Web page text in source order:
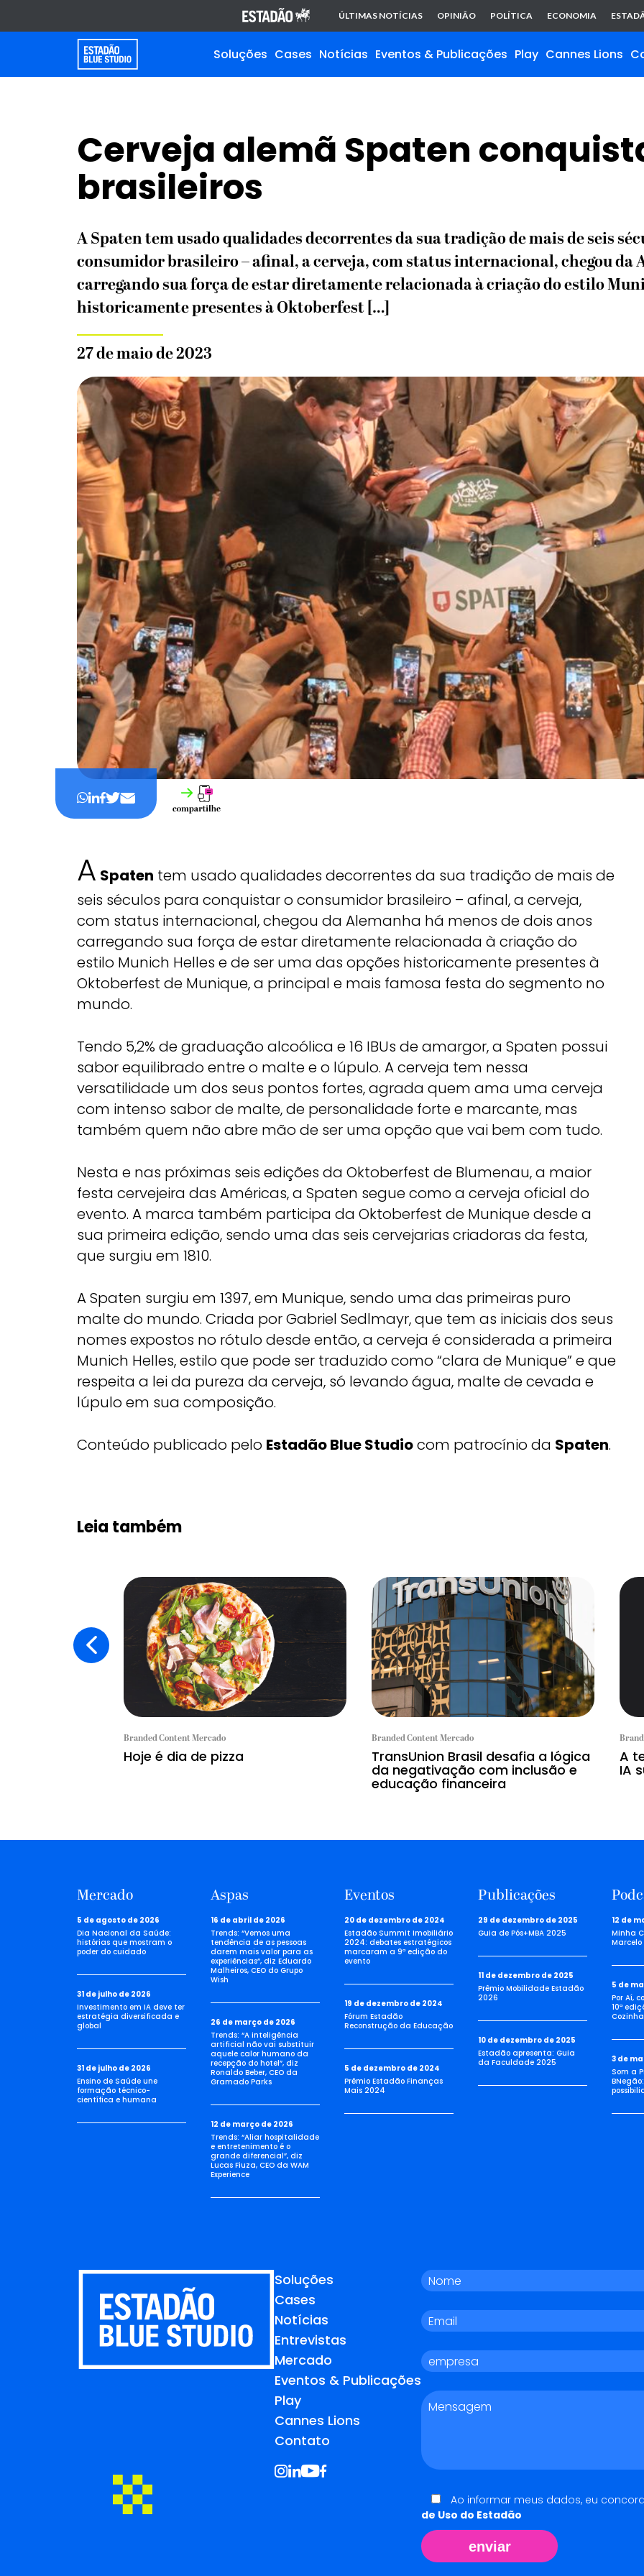
ÚLTIMAS NOTÍCIAS OPINIÃO POLÍTICA ECONOMIA
Soluções Cases Notícias Eventos & Publicações Play Cannes Lions
Cerveja alemã Spaten
brasileiros
A Spaten tem usado qualidades decorrentes da sua tradição de mais de seis
consumidor brasileiro – afinal, a cerveja, com status internacional, chegou da
carregando sua força de estar diretamente relacionada à criação do estilo
historicamente presentes à Oktoberfest […]
27 de maio de 2023
A Spaten tem usado qualidades decorrentes da sua tradição de mais de
seis séculos para conquistar o consumidor brasileiro – afinal, a cerveja,
com status internacional, chegou da Alemanha há menos de dois anos
carregando sua força de estar diretamente relacionada à criação do
estilo Munich Helles e de ser uma das opções historicamente presentes à
Oktoberfest de Munique, a principal e mais famosa festa do segmento no
mundo.
Tendo 5,2% de graduação alcoólica e 16 IBUs de amargor, a Spaten possui
sabor equilibrado entre o malte e o lúpulo. A cerveja tem nessa
versatilidade um dos seus pontos fortes, agrada quem ama uma cerveja
com intenso sabor de malte, de personalidade forte e marcante, mas
também quem não abre mão de ser uma opção que vai bem com tudo.
Nesta e nas próximas seis edições da Oktoberfest de Blumenau, a maior
festa cervejeira das Américas, a Spaten segue como a cerveja oficial do
evento. A marca também participa da Oktoberfest de Munique desde a
sua primeira edição, sendo uma das seis cervejarias criadoras da festa,
que surgiu em 1810.
A Spaten surgiu em 1397, em Munique, sendo uma das primeiras puro
malte do mundo. Criada por Gabriel Sedlmayr, que tem as iniciais dos seus
nomes expostos no rótulo desde então, a cerveja é considerada a primeira
Munich Helles, estilo que pode ser traduzido como “clara de Munique” e que
respeita a lei da pureza da cerveja, só levando água, malte de cevada e
lúpulo em sua composição.
Conteúdo publicado pelo Estadão Blue Studiocom patrocínio da Spaten.
Leia também
Branded Content Mercado
Hoje é dia de pizza
Branded Content Mercado
TransUnion Brasil desafia a lógica
da negativação com inclusão e
educação financeira
A
IA
Mercado
5 de agosto de 2026
Dia Nacional da Saúde:
histórias que mostram o
poder do cuidado
31 de julho de 2026
Investimento em IA deve ter
estratégia diversificada e
global
31 de julho de 2026
Ensino de Saúde une
formação técnico-
científica e humana
Aspas
16 de abril de 2026
Trends: “Vemos uma
tendência de as pessoas
darem mais valor para as
experiências”, diz Eduardo
Malheiros, CEO do Grupo
Wish
26 de março de 2026
Trends: “A inteligência
artificial não vai substituir
aquele calor humano da
recepção do hotel”, diz
Ronaldo Beber, CEO da
Gramado Parks
12 de março de 2026
Trends: “Aliar hospitalidade
e entretenimento é o
grande diferencial”, diz
Lucas Fiuza, CEO da WAM
Experience
Eventos
20 de dezembro de 2024
Estadão Summit Imobiliário
2024: debates estratégicos
marcaram a 9ª edição do
evento
19 de dezembro de 2024
Fórum Estadão
Reconstrução da Educação
5 de dezembro de 2024
Prêmio Estadão Finanças
Mais 2024
Publicações
29 de dezembro de 2025
Guia de Pós+MBA 2025
11 de dezembro de 2025
Prêmio Mobilidade Estadão
2026
10 de dezembro de 2025
Estadão apresenta: Guia
da Faculdade 2025
12 de
Minha
Marcelo
5 de
Por Aí,
10ª
3 de
Som a
Soluções
Cases
Notícias
Entrevistas
Mercado
Eventos & Publicações
Play
Cannes Lions
Contato
Ao informar meus dados, eu
de Uso do Estadão